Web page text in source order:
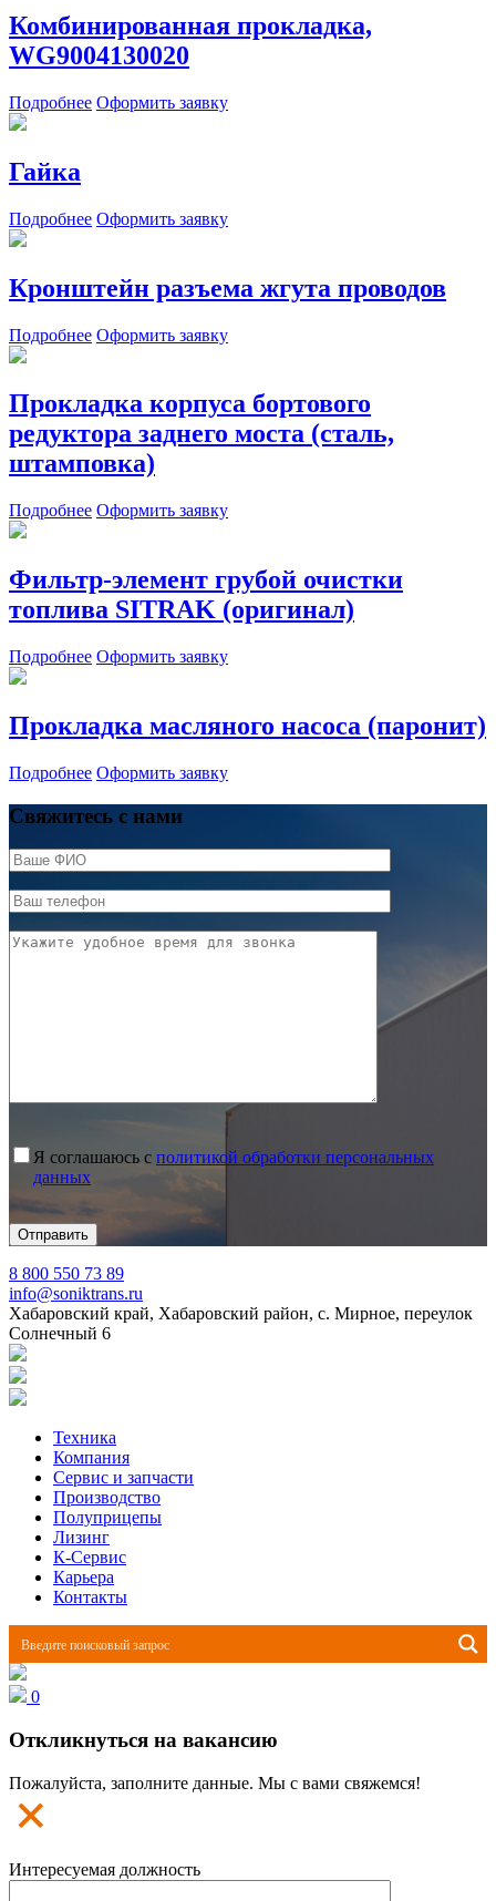
Комбинированная прокладка,
WG9004130020
Подробнее Оформить заявку
Гайка
Подробнее Оформить заявку
Кронштейн разъема жгута проводов
Подробнее Оформить заявку
Прокладка корпуса бортового
редуктора заднего моста (сталь,
штамповка)
Подробнее Оформить заявку
Фильтр-элемент грубой очистки
топлива SITRAK (оригинал)
Подробнее Оформить заявку
Прокладка масляного насоса (паронит)
Подробнее Оформить заявку
Свяжитесь с нами
Я соглашаюсь с политикой обработки персональных
данных
8 800 550 73 89
info@soniktrans.ru
Хабаровский край, Хабаровский район, с. Мирное, переулок
Солнечный 6
Техника
Компания
Сервис и запчасти
Производство
Полуприцепы
Лизинг
К-Сервис
Карьера
Контакты
0
Откликнуться на вакансию
Пожалуйста, заполните данные. Мы с вами свяжемся!
Интересуемая должность